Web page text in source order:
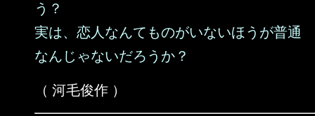
う？
実は、恋人なんてものがいないほうが普通
なんじゃないだろうか？
（ 河毛俊作 ）